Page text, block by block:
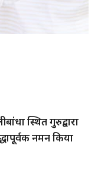
स्थित गुरुद्वारा
नमन किया